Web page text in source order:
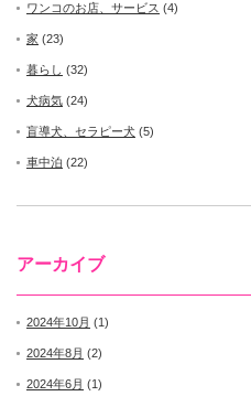
ワンコのお店、サービス (4)
家 (23)
暮らし (32)
犬病気 (24)
盲導犬、セラピー犬 (5)
車中泊 (22)
アーカイブ
2024年10月 (1)
2024年8月 (2)
2024年6月 (1)